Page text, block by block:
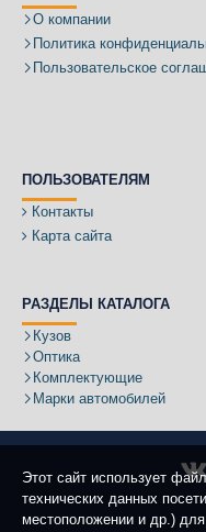
О компании
Политика
Пользовательское
ПОЛЬЗОВАТЕЛЯМ
Контакты
Карта сайта
РАЗДЕЛЫ КАТАЛОГА
Кузов
Оптика
Комплектующие
Марки автомобилей
Этот сайт использует
технических данных
местоположении и др.) для